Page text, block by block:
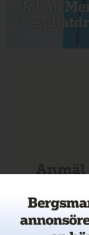
Anmäl